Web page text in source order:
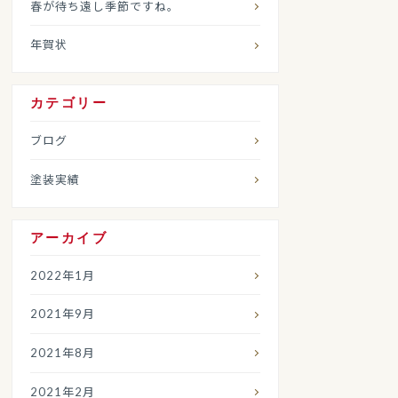
春が待ち遠し季節ですね。
年賀状
カテゴリー
ブログ
塗装実績
アーカイブ
2022年1月
2021年9月
2021年8月
2021年2月